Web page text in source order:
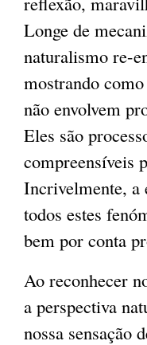
Longe de
naturalismo re-
mostrando
não envolvem
Eles são
compreensíveis
Incrivelmente, a
todos estes
bem por conta
Ao reconhecer
a perspectiva
nossa sensação